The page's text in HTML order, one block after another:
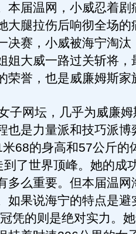
本届温网，小威忍着剧
大腿拉伤后响彻全场的
决赛，小威被海宁淘汰
姐大威一路过关斩将，
荣誉，也是威廉姆斯家
网坛，几乎为威廉姆
也是力量派和技巧派博
68的身高和57公斤的
到了世界顶峰。她的成
多么重要。但本届温网
如果说海宁的特点是避
凭的则是绝对实力。